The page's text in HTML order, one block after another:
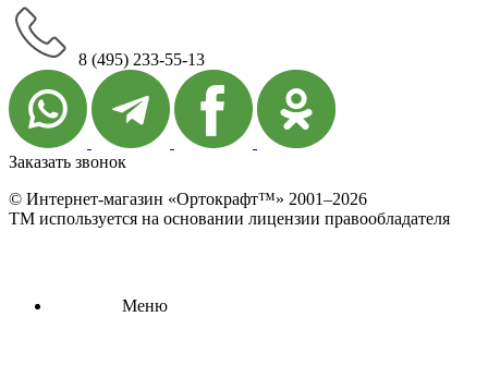
8 (495) 233-55-13
Заказать звонок
© Интернет-магазин «Ортокрафт™» 2001–2026
ТМ используется на основании лицензии правообладателя
Меню